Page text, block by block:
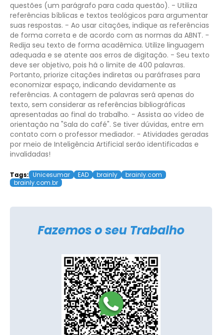
questões (um parágrafo para cada questão). - Utiliza
referências bíblicas e textos teológicos para argumentar
suas respostas. - Ao usar citações, indique as referências
de forma correta e de acordo com as normas da ABNT. -
Redija seu texto de forma acadêmica. Utilize linguagem
adequada e se atente aos erros de digitação. - Seu texto
deve ser objetivo, pois há o limite de 400 palavras.
Portanto, priorize citações indiretas ou paráfrases para
economizar espaço, indicando devidamente as
referências. A contagem de palavras será apenas do
texto, sem considerar as referências bibliográficas
apresentadas ao final do trabalho. - Assista ao vídeo de
orientação na "Sala do café". Se tiver dúvidas, entre em
contato com o professor mediador. - Atividades geradas
por meio de Inteligência Artificial serão identificadas e
invalidadas!
Tags: Unicesumar EAD brainly
brainly.com
brainly.com.br
Fazemos o seu Trabalho